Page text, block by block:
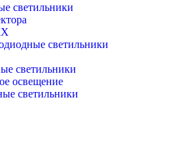
светильники
светильники
светильники
освещение
светильники